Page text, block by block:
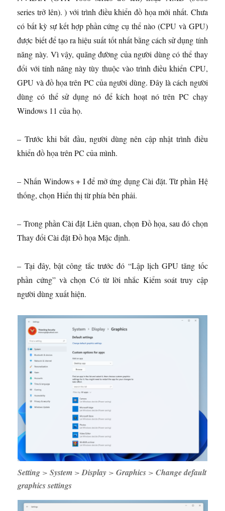
series trở lên). ) với trình điều khiển đồ họa mới nhất. Chưa
có bất kỳ sự kết hợp phần cứng cụ thể nào (CPU và GPU)
được biết để tạo ra hiệu suất tốt nhất bằng cách sử dụng tính
năng này. Vì vậy, quãng đường của người dùng có thể thay
đổi với tính năng này tùy thuộc vào trình điều khiển CPU,
GPU và đồ họa trên PC của người dùng. Đây là cách người
dùng có thể sử dụng nó để kích hoạt nó trên PC chạy
Windows 11 của họ.
– Trước khi bắt đầu, người dùng nên cập nhật trình điều
khiển đồ họa trên PC của mình.
– Nhấn Windows + I để mở ứng dụng Cài đặt. Từ phần Hệ
thống, chọn Hiển thị từ phía bên phải.
– Trong phần Cài đặt Liên quan, chọn Đồ họa, sau đó chọn
Thay đổi Cài đặt Đồ họa Mặc định.
– Tại đây, bật công tắc trước đó “Lập lịch GPU tăng tốc
phần cứng” và chọn Có từ lời nhắc Kiểm soát truy cập
người dùng xuất hiện.
Setting> System> Display> Graphics> Change default
graphics settings